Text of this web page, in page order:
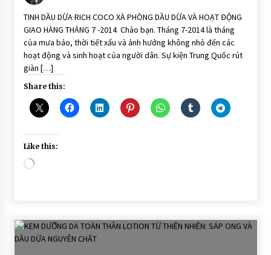
TINH DẦU DỪA RICH COCO XÀ PHÒNG DẦU DỪA VÀ HOẠT ĐỘNG
GIAO HÀNG THÁNG 7 -2014 Chào bạn. Tháng 7-2014 là tháng
của mưa bảo, thời tiết xấu và ảnh hưởng không nhỏ đến các
hoạt động và sinh hoạt của người dân. Sự kiện Trung Quốc rút
giàn […]
Share this:
Like this:
Loading…